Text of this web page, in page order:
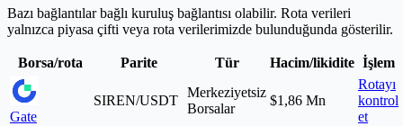
Bazı bağlantılar bağlı kuruluş bağlantısı olabilir. Rota verileri
yalnızca piyasa çifti veya rota verilerimizde bulunduğunda gösterilir.
Borsa/rota Parite Tür Hacim/likidite İşlem
Gate
SIREN/USDT
Merkeziyetsiz
Borsalar
$1,86 Mn
Rotayı
kontrol
et